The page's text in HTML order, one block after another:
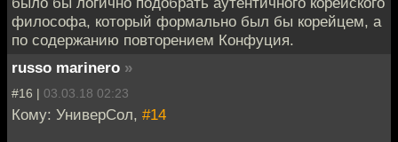
философа, который формально был бы корейцем, а
по содержанию повторением Конфуция.
russo marinero »
#16 | 03.03.18 02:23
Кому: УниверСол, #14